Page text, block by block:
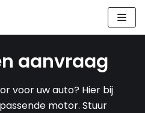
aanvraag
voor uw auto? Hier bij
motor. Stuur